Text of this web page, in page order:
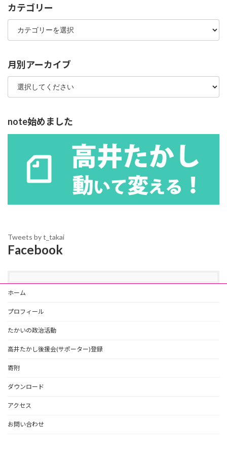
カテゴリー
カ
ゴ
ー
月別アーカイブ
note始めました
Tweets by t_takai
Facebook
ホーム
プロフィール
たかいの政治活動
高井たかし後援会(サポーター)登録
寄附
ダウンロード
アクセス
お問い合わせ